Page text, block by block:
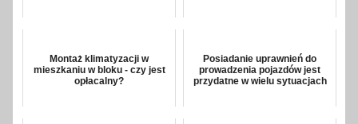
Montaż klimatyzacji w
mieszkaniu w bloku - czy jest
opłacalny?
Posiadanie uprawnień do
prowadzenia pojazdów jest
przydatne w wielu sytuacjach